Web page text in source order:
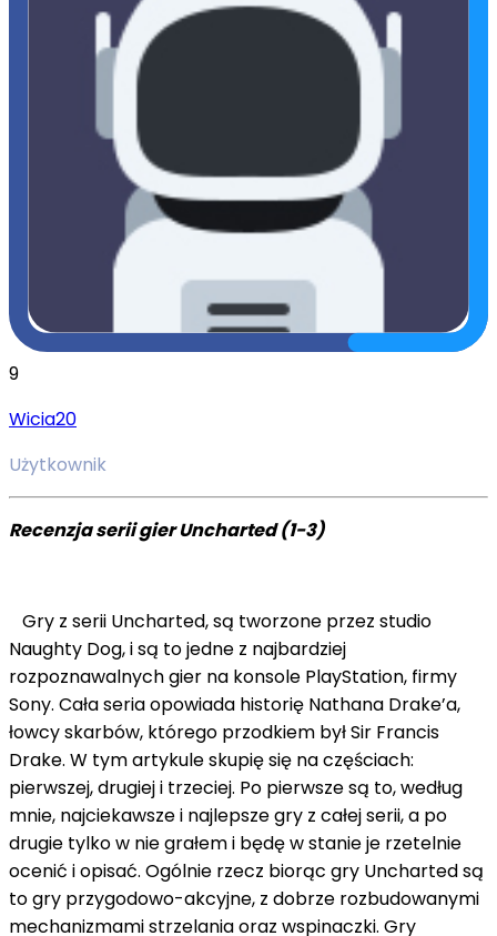
9
Wicia20
Użytkownik
Recenzja serii gier Uncharted (1-3)
Gry z serii Uncharted, są tworzone przez studio
Naughty Dog, i są to jedne z najbardziej
rozpoznawalnych gier na konsole PlayStation, firmy
Sony. Cała seria opowiada historię Nathana Drake’a,
łowcy skarbów, którego przodkiem był Sir Francis
Drake. W tym artykule skupię się na częściach:
pierwszej, drugiej i trzeciej. Po pierwsze są to, według
mnie, najciekawsze i najlepsze gry z całej serii, a po
drugie tylko w nie grałem i będę w stanie je rzetelnie
ocenić i opisać. Ogólnie rzecz biorąc gry Uncharted są
to gry przygodowo-akcyjne, z dobrze rozbudowanymi
mechanizmami strzelania oraz wspinaczki. Gry